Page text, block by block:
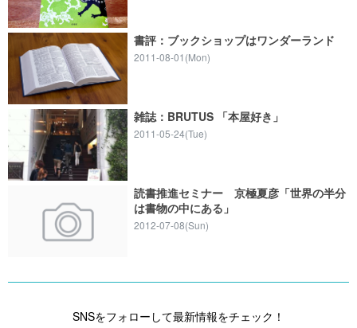
書評：ブックショップはワンダーランド
2011-08-01(Mon)
雑誌：BRUTUS 「本屋好き」
2011-05-24(Tue)
読書推進セミナー 京極夏彦「世界の半分
は書物の中にある」
2012-07-08(Sun)
SNSをフォローして最新情報をチェック！